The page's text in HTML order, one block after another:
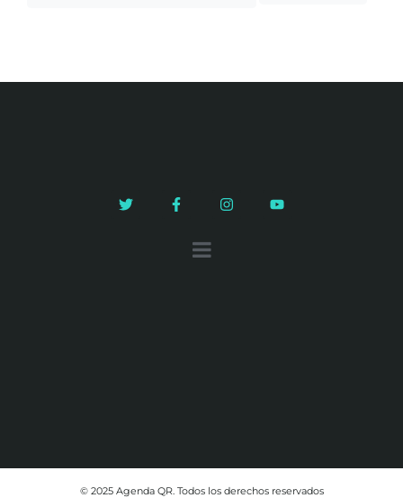
© 2025 Agenda QR. Todos los derechos reservados